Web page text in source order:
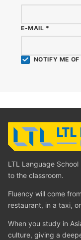
NOTIFY ME
E-MAIL *
LTL Language
to the classroom.
Fluency will come
restaurant, in a taxi,
When you study in
culture, giving a